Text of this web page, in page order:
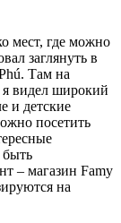
мест, где можно
заглянуть в
Там на
я видел широкий
и детские
посетить
– магазин Famy
на